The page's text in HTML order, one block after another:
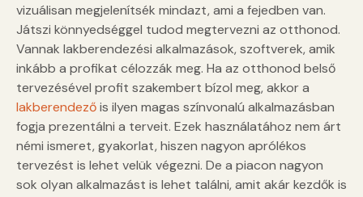
vizuálisan megjelenítsék mindazt, ami a fejedben van.
Játszi könnyedséggel tudod megtervezni az otthonod.
Vannak lakberendezési alkalmazások, szoftverek, amik
inkább a profikat célozzák meg. Ha az otthonod belső
tervezésével profit szakembert bízol meg, akkor a
lakberendezőis ilyen magas színvonalú alkalmazásban
fogja prezentálni a terveit. Ezek használatához nem árt
némi ismeret, gyakorlat, hiszen nagyon aprólékos
tervezést is lehet velük végezni. De a piacon nagyon
sok olyan alkalmazást is lehet találni, amit akár kezdők is